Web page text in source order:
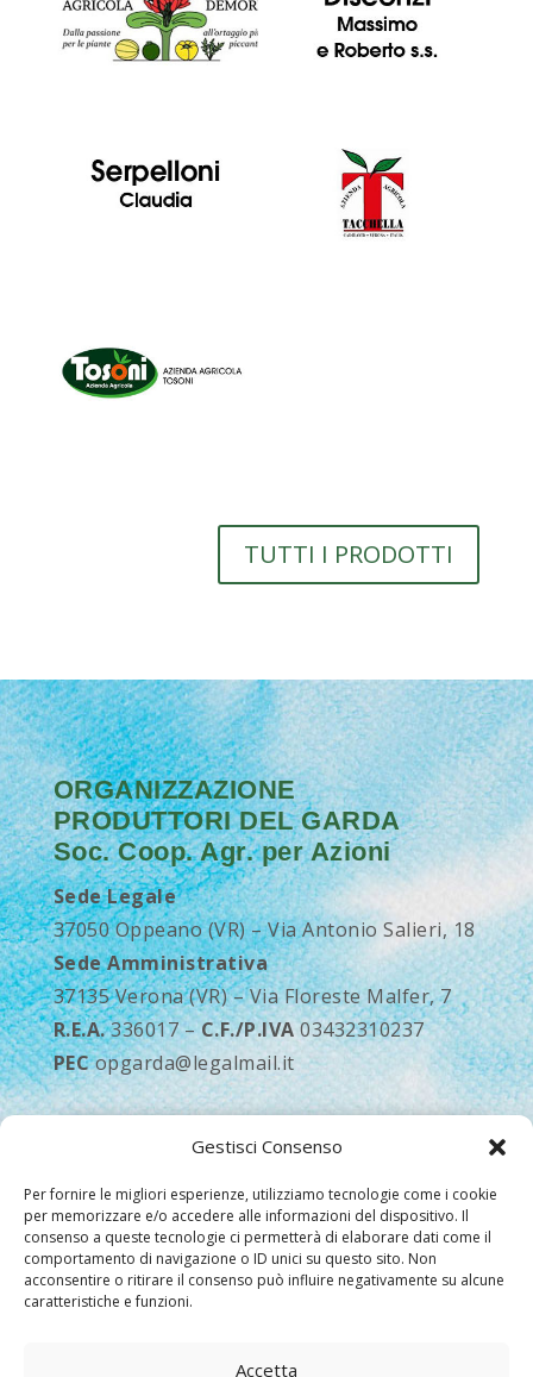
Gestisci Consenso
Per fornire le migliori esperienze, utilizziamo tecnologie come i cookie
per memorizzare e/o accedere alle informazioni del dispositivo. Il
consenso a queste tecnologie ci permetterà di elaborare dati come il
comportamento di navigazione o ID unici su questo sito. Non
acconsentire o ritirare il consenso può influire negativamente su alcune
caratteristiche e funzioni.
Accetta
TUTTI I PRODOTTI
ORGANIZZAZIONE
PRODUTTORI DEL GARDA
Soc. Coop. Agr. per Azioni
Sede Legale
37050 Oppeano (VR) – Via Antonio Salieri, 18
Sede Amministrativa
37135 Verona (VR) – Via Floreste Malfer, 7
R.E.A.336017 –C.F./P.IVA03432310237
PECopgarda@legalmail.it
+39 045 582066
info@opdelgarda.it